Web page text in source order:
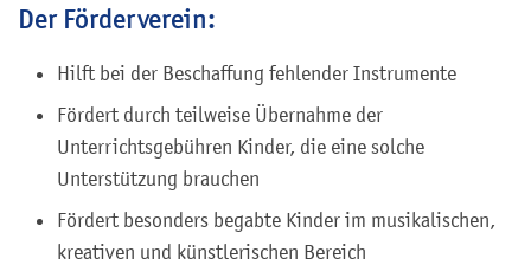
Der Förderverein:
Hilft bei der Beschaffung fehlender Instrumente
Fördert durch teilweise Übernahme der
Unterrichtsgebühren Kinder, die eine solche
Unterstützung brauchen
Fördert besonders begabte Kinder im musikalischen,
kreativen und künstlerischen Bereich